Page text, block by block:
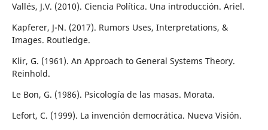
Vallés, J.V. (2010). Ciencia Política. Una introducción. Ariel.
Kapferer, J-N. (2017). Rumors Uses, Interpretations, &
Images. Routledge.
Klir, G. (1961). An Approach to General Systems Theory.
Reinhold.
Le Bon, G. (1986). Psicología de las masas. Morata.
Lefort, C. (1999). La invención democrática. Nueva Visión.